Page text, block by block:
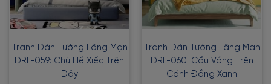
Tranh Dán Tường Lãng Mạn
DRL-059: Chú Hề Xiếc Trên
Dây
Tranh Dán Tường Lãng Mạn
DRL-060: Cầu Vồng Trên
Cánh Đồng Xanh